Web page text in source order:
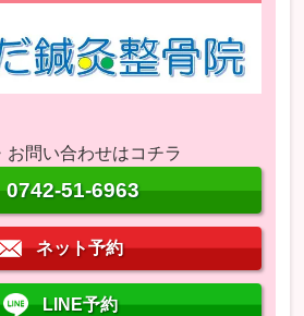
お問い合わせはコチラ
0742-51-6963
ネット予約
LINE予約